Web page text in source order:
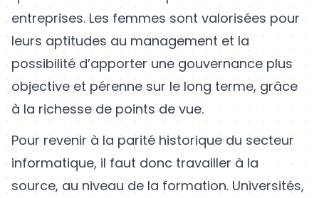
entreprises. Les femmes sont valorisées pour
leurs aptitudes au management et la
possibilité d’apporter une gouvernance plus
objective et pérenne sur le long terme, grâce
à la richesse de points de vue.
Pour revenir à la parité historique du secteur
informatique, il faut donc travailler à la
source, au niveau de la formation. Universités,